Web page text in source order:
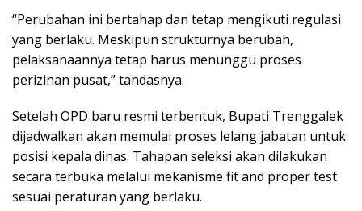
“Perubahan ini bertahap dan tetap mengikuti regulasi
yang berlaku. Meskipun strukturnya berubah,
pelaksanaannya tetap harus menunggu proses
perizinan pusat,” tandasnya.
Setelah OPD baru resmi terbentuk, Bupati Trenggalek
dijadwalkan akan memulai proses lelang jabatan untuk
posisi kepala dinas. Tahapan seleksi akan dilakukan
secara terbuka melalui mekanisme fit and proper test
sesuai peraturan yang berlaku.